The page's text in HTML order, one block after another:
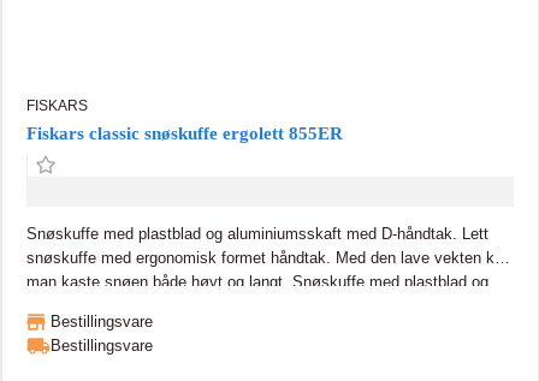
FISKARS
Fiskars classic snøskuffe ergolett 855ER
Snøskuffe med plastblad og aluminiumsskaft med D-håndtak. Lett
snøskuffe med ergonomisk formet håndtak. Med den lave vekten kan
man kaste snøen både høyt og langt. Snøskuffe med plastblad og
som gjør at snøryddingen kan utføres med rett rygg.
Bestillingsvare
Bestillingsvare